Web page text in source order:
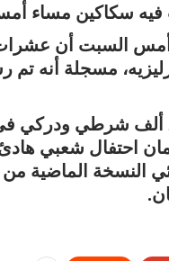
فيه سكاكين مساء
السبت أن عشرات
مسجلة أنه
احتفال شعبي
خلال نهائي النسخة